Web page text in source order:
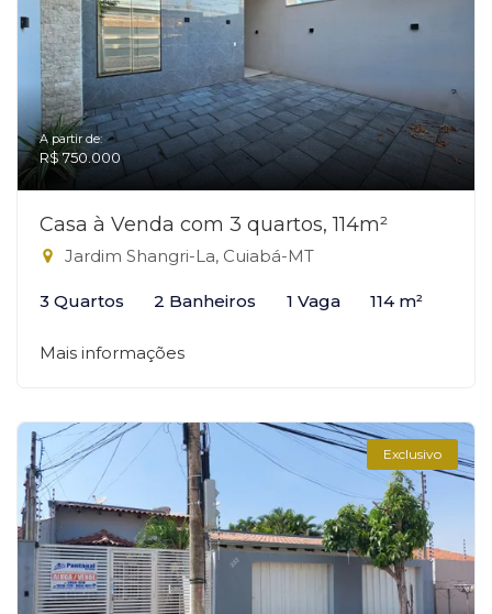
A partir de:
R$ 750.000
Casa à Venda com 3 quartos, 114m²
Jardim Shangri-La, Cuiabá-MT
3 Quartos 2 Banheiros 1 Vaga 114 m²
Mais informações
Exclusivo